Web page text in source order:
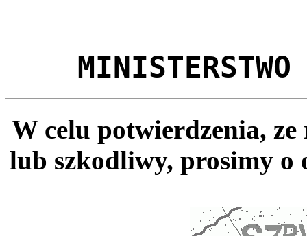
MINISTERSTWO
W celu potwierdzenia,
lub szkodliwy, prosimy o